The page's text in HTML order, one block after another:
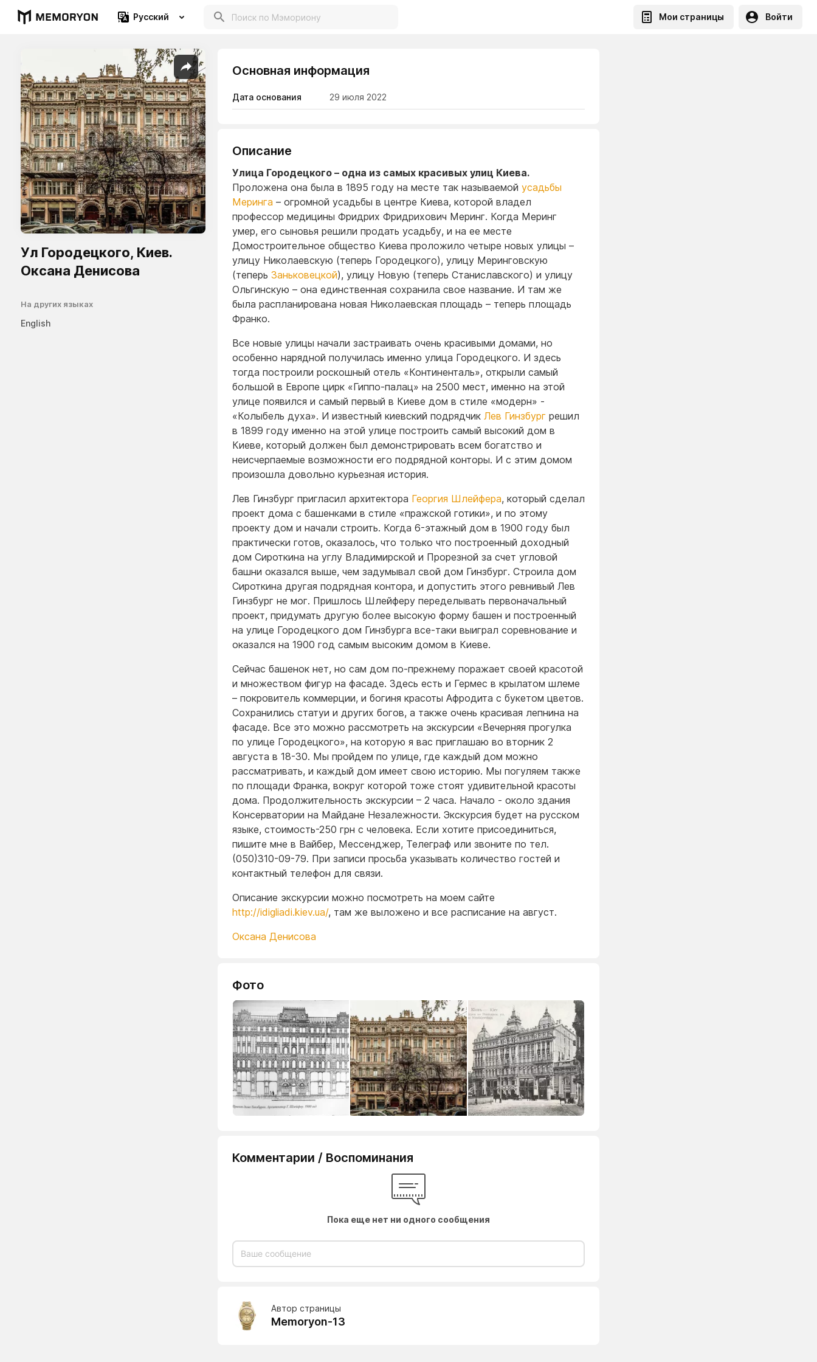
Русский Мои страницы Войти
Ул Городецкого, Киев.
Оксана Денисова
На других языках
English
Основная информация
Дата основания 29 июля 2022
Описание
Улица Городецкого – одна из самых красивых улиц Киева.
Проложена она была в 1895 году на месте так называемой усадьбы
Меринга – огромной усадьбы в центре Киева, которой владел
профессор медицины Фридрих Фридрихович Меринг. Когда Меринг
умер, его сыновья решили продать усадьбу, и на ее месте
Домостроительное общество Киева проложило четыре новых улицы –
улицу Николаевскую (теперь Городецкого), улицу Меринговскую
(теперь Заньковецкой), улицу Новую (теперь Станиславского) и улицу
Ольгинскую – она единственная сохранила свое название. И там же
была распланирована новая Николаевская площадь – теперь площадь
Франко.
Все новые улицы начали застраивать очень красивыми домами, но
особенно нарядной получилась именно улица Городецкого. И здесь
тогда построили роскошный отель «Континенталь», открыли самый
большой в Европе цирк «Гиппо-палац» на 2500 мест, именно на этой
улице появился и самый первый в Киеве дом в стиле «модерн» -
«Колыбель духа». И известный киевский подрядчик Лев Гинзбург решил
в 1899 году именно на этой улице построить самый высокий дом в
Киеве, который должен был демонстрировать всем богатство и
неисчерпаемые возможности его подрядной конторы. И с этим домом
произошла довольно курьезная история.
Лев Гинзбург пригласил архитектора Георгия Шлейфера, который сделал
проект дома с башенками в стиле «пражской готики», и по этому
проекту дом и начали строить. Когда 6-этажный дом в 1900 году был
практически готов, оказалось, что только что построенный доходный
дом Сироткина на углу Владимирской и Прорезной за счет угловой
башни оказался выше, чем задумывал свой дом Гинзбург. Строила дом
Сироткина другая подрядная контора, и допустить этого ревнивый Лев
Гинзбург не мог. Пришлось Шлейферу переделывать первоначальный
проект, придумать другую более высокую форму башен и построенный
на улице Городецкого дом Гинзбурга все-таки выиграл соревнование и
оказался на 1900 год самым высоким домом в Киеве.
Сейчас башенок нет, но сам дом по-прежнему поражает своей красотой
и множеством фигур на фасаде. Здесь есть и Гермес в крылатом шлеме
– покровитель коммерции, и богиня красоты Афродита с букетом цветов.
Сохранились статуи и других богов, а также очень красивая лепнина на
фасаде. Все это можно рассмотреть на экскурсии «Вечерняя прогулка
по улице Городецкого», на которую я вас приглашаю во вторник 2
августа в 18-30. Мы пройдем по улице, где каждый дом можно
рассматривать, и каждый дом имеет свою историю. Мы погуляем также
по площади Франка, вокруг которой тоже стоят удивительной красоты
дома. Продолжительность экскурсии – 2 часа. Начало - около здания
Консерватории на Майдане Незалежности. Экскурсия будет на русском
языке, стоимость-250 грн с человека. Если хотите присоединиться,
пишите мне в Вайбер, Мессенджер, Телеграф или звоните по тел.
(050)310-09-79. При записи просьба указывать количество гостей и
контактный телефон для связи.
Описание экскурсии можно посмотреть на моем сайте
http://idigliadi.kiev.ua/, там же выложено и все расписание на август.
Оксана Денисова
Фото
Комментарии / Воспоминания
Пока еще нет ни одного сообщения
Автор страницы
Memoryon-13